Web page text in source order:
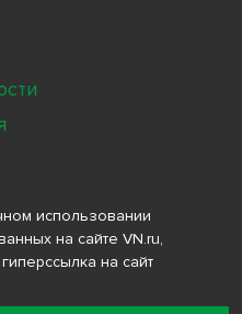
использовании
на сайте VN.ru,
на сайт